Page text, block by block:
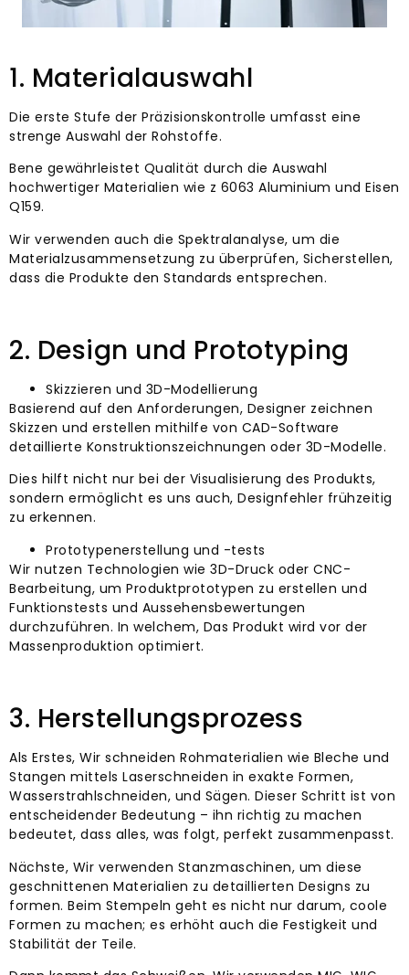
1. Materialauswahl
Die erste Stufe der Präzisionskontrolle umfasst eine
strenge Auswahl der Rohstoffe.
Bene gewährleistet Qualität durch die Auswahl
hochwertiger Materialien wie z 6063 Aluminium und Eisen
Q159.
Wir verwenden auch die Spektralanalyse, um die
Materialzusammensetzung zu überprüfen, Sicherstellen,
dass die Produkte den Standards entsprechen.
2. Design und Prototyping
Skizzieren und 3D-Modellierung
Basierend auf den Anforderungen, Designer zeichnen
Skizzen und erstellen mithilfe von CAD-Software
detaillierte Konstruktionszeichnungen oder 3D-Modelle.
Dies hilft nicht nur bei der Visualisierung des Produkts,
sondern ermöglicht es uns auch, Designfehler frühzeitig
zu erkennen.
Prototypenerstellung und -tests
Wir nutzen Technologien wie 3D-Druck oder CNC-
Bearbeitung, um Produktprototypen zu erstellen und
Funktionstests und Aussehensbewertungen
durchzuführen. In welchem, Das Produkt wird vor der
Massenproduktion optimiert.
3. Herstellungsprozess
Als Erstes, Wir schneiden Rohmaterialien wie Bleche und
Stangen mittels Laserschneiden in exakte Formen,
Wasserstrahlschneiden, und Sägen. Dieser Schritt ist von
entscheidender Bedeutung – ihn richtig zu machen
bedeutet, dass alles, was folgt, perfekt zusammenpasst.
Nächste, Wir verwenden Stanzmaschinen, um diese
geschnittenen Materialien zu detaillierten Designs zu
formen. Beim Stempeln geht es nicht nur darum, coole
Formen zu machen; es erhöht auch die Festigkeit und
Stabilität der Teile.